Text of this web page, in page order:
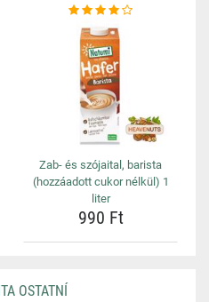
Zab- és szójaital, barista
(hozzáadott cukor nélkül) 1
liter
990 Ft
OSTATNÍ